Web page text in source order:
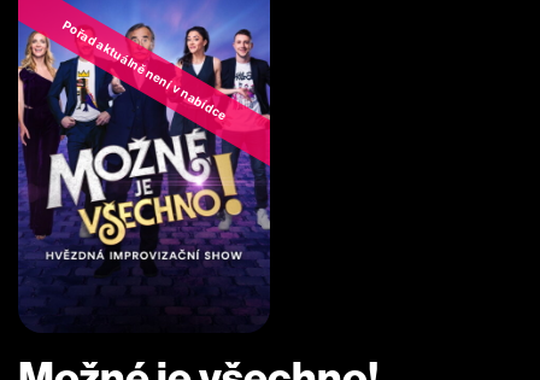
Pořad aktuálně není v nabídce